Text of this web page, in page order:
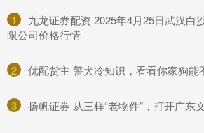
1
九龙证券配资 2025年4月25日武汉白
限公司价格行情
2 优配货主 警犬冷知识，看看你家狗能
3 扬帆证券 从三样“老物件”，打开广东